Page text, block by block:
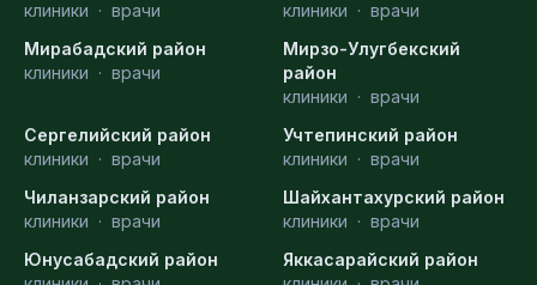
клиники · врачи
клиники · врачи
Мирабадский район
клиники · врачи
Мирзо-Улугбекский
район
клиники · врачи
Сергелийский район
клиники · врачи
Учтепинский район
клиники · врачи
Чиланзарский район
клиники · врачи
Шайхантахурский район
клиники · врачи
Юнусабадский район
Яккасарайский район